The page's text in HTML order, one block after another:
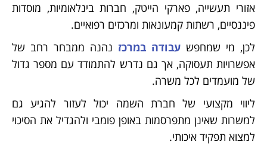
אזורי תעשייה, פארקי הייטק, חברות בינלאומיות, מוסדות
פיננסיים, רשתות קמעונאות ומרכזים רפואיים.
לכן, מי שמחפש עבודה במרכז נהנה ממבחר רחב של
אפשרויות תעסוקה, אך גם נדרש להתמודד עם מספר גדול
של מועמדים לכל משרה.
ליווי מקצועי של חברת השמה יכול לעזור להגיע גם
למשרות שאינן מתפרסמות באופן פומבי ולהגדיל את הסיכוי
למצוא תפקיד איכותי.